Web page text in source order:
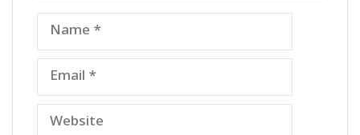
Name
Email
Website